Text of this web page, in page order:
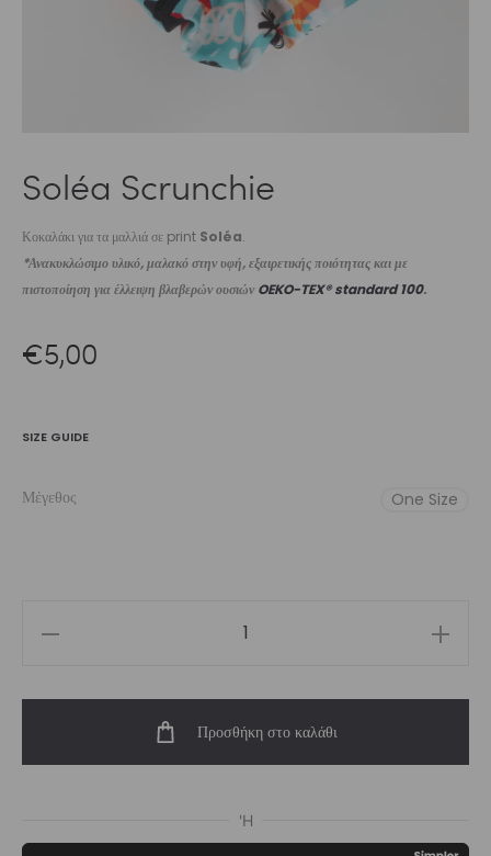
Soléa Scrunchie
Κοκαλάκι για τα μαλλιά σε print Soléa.
*Ανακυκλώσιμο υλικό, μαλακό στην υφή, εξαιρετικής ποιότητας και με
πιστοποίηση για έλλειψη βλαβερών ουσιών OEKO-TEX® standard 100.
€5,00
SIZE GUIDE
Μέγεθος One Size
Προσθήκη στο καλάθι